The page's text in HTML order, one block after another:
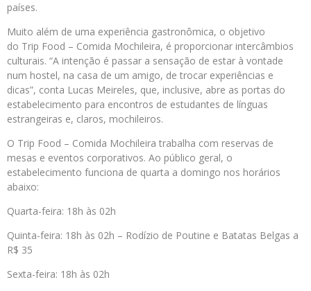
países.
Muito além de uma experiência gastronômica, o objetivo
do Trip Food – Comida Mochileira, é proporcionar intercâmbios
culturais. “A intenção é passar a sensação de estar à vontade
num hostel, na casa de um amigo, de trocar experiências e
dicas”, conta Lucas Meireles, que, inclusive, abre as portas do
estabelecimento para encontros de estudantes de línguas
estrangeiras e, claros, mochileiros.
O Trip Food – Comida Mochileira trabalha com reservas de
mesas e eventos corporativos. Ao público geral, o
estabelecimento funciona de quarta a domingo nos horários
abaixo:
Quarta-feira: 18h às 02h
Quinta-feira: 18h às 02h – Rodízio de Poutine e Batatas Belgas a
R$ 35
Sexta-feira: 18h às 02h